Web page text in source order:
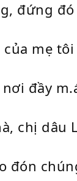
đứng đó
của mẹ
nơi đầy
chị dâu
đón